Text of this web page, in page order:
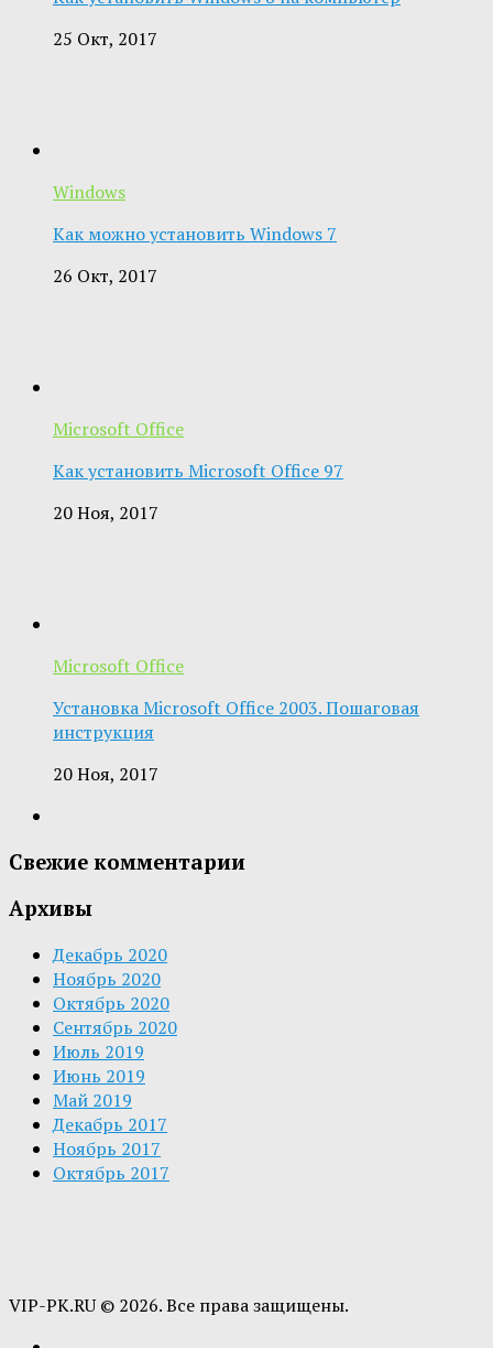
25 Окт, 2017
Windows
Как можно установить Windows 7
26 Окт, 2017
Microsoft Office
Как установить Microsoft Office 97
20 Ноя, 2017
Microsoft Office
Установка Microsoft Office 2003. Пошаговая
инструкция
20 Ноя, 2017
Свежие комментарии
Архивы
Декабрь 2020
Ноябрь 2020
Октябрь 2020
Сентябрь 2020
Июль 2019
Июнь 2019
Май 2019
Декабрь 2017
Ноябрь 2017
Октябрь 2017
VIP-PK.RU © 2026. Все права защищены.